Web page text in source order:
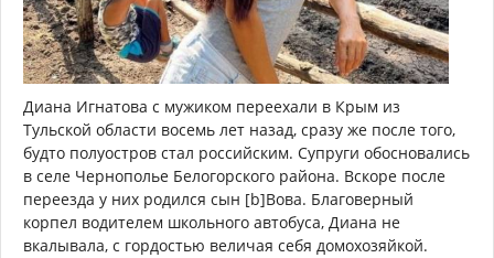
Диана Игнатова с мужиком переехали в Крым из
Тульской области восемь лет назад, сразу же после того,
будто полуостров стал российским. Супруги обосновались
в селе Чернополье Белогорского района. Вскоре после
переезда у них родился сын [b]Вова. Благоверный
корпел водителем школьного автобуса, Диана не
вкалывала, с гордостью величая себя домохозяйкой.